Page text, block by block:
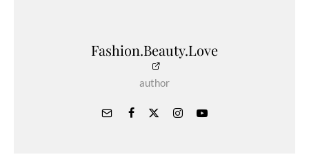
Fashion.Beauty.Love
author